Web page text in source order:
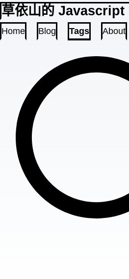
草依山的 Javascript
Home Blog Tags About